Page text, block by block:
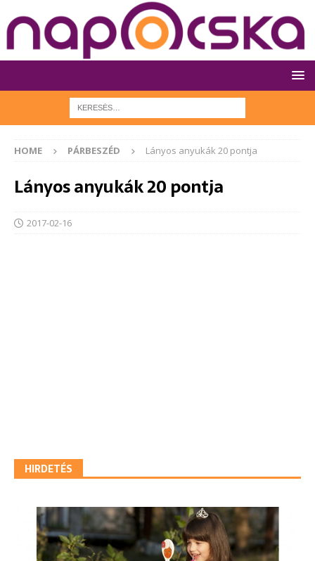
HOME PÁRBESZÉD Lányos anyukák 20 pontja
Lányos anyukák 20 pontja
2017-02-16
HIRDETÉS